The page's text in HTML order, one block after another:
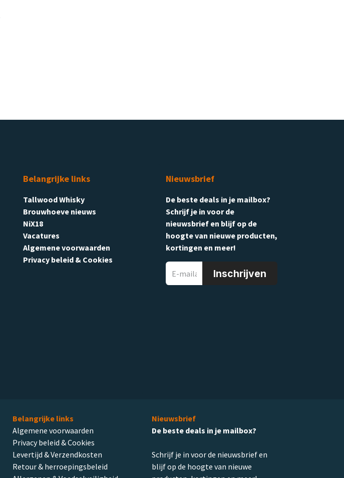
Belangrijke links
Tallwood Whisky
Brouwhoeve nieuws
NiX18
Vacatures
Algemene voorwaarden
Privacy beleid & Cookies
Nieuwsbrief
De beste deals in je mailbox?
Schrijf je in voor de
nieuwsbrief en blijf op de
hoogte van nieuwe producten,
kortingen en meer!
Inschrijven
Belangrijke links
Algemene voorwaarden
Privacy beleid & Cookies
Levertijd & Verzendkosten
Retour & herroepingsbeleid
Nieuwsbrief
De beste deals in je mailbox?
Schrijf je in voor de nieuwsbrief en
blijf op de hoogte van nieuwe